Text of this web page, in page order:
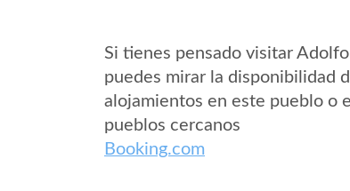
Si tienes pensado visitar
puedes mirar la disponibilidad
alojamientos en este pueblo o
pueblos cercanos
Booking.com